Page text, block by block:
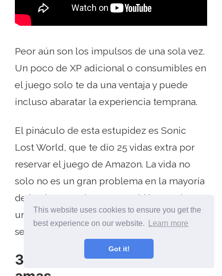
This website uses cookies to ensure you get the
best experience on our website.
Learn more
Got it!
Peor aún son los impulsos de una sola vez.
Un poco de XP adicional o consumibles en
el juego solo te da una ventaja y puede
incluso abaratar la experiencia temprana.
El pináculo de esta estupidez es Sonic
Lost World, que te dio 25 vidas extra por
reservar el juego de Amazon. La vida no
solo no es un gran problema en la mayoría
de los juegos, sino que también requiere
una recompensa que se gana en el juego y
se la da por dinero. Eso es bajo.
3. Es una franquicia que